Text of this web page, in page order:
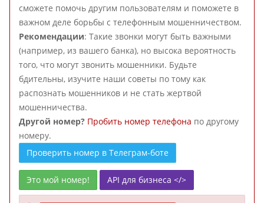
сможете помочь другим пользователям и поможете в
важном деле борьбы с телефонным мошенничеством.
Рекомендации: Такие звонки могут быть важными
(например, из вашего банка), но высока вероятность
того, что могут звонить мошенники. Будьте
бдительны, изучите наши советы по тому как
распознать мошенников и не стать жертвой
мошенничества.
Другой номер? Пробить номер телефона по другому
номеру.
Проверить номер в Телеграм-боте
Это мой номер! API для бизнеса </>